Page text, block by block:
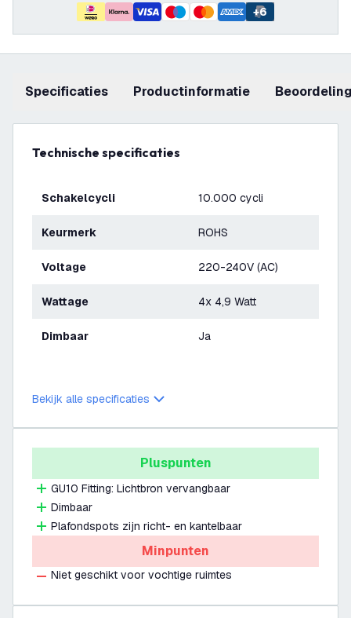
+6
Specificaties productinformatie
Technische specificaties
Schakelcycli 10.000 cycli
Keurmerk ROHS
Voltage 220-240V (AC)
Wattage 4x 4,9 Watt
Dimbaar Ja
Bekijk alle specificaties
Pluspunten
GU10 Fitting: Lichtbron vervangbaar
Dimbaar
Plafondspots zijn richt- en kantelbaar
Minpunten
Niet geschikt voor vochtige ruimtes